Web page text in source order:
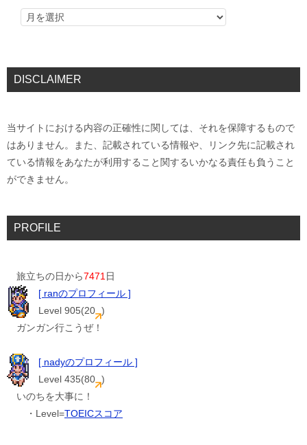
DISCLAIMER
当サイトにおける内容の正確性に関しては、それを保障するもので
はありません。また、記載されている情報や、リンク先に記載され
ている情報をあなたが利用すること関するいかなる責任も負うこと
ができません。
PROFILE
旅立ちの日から7471日
[ ranのプロフィール ]
Level 905(20 )
ガンガン行こうぜ！
[ nadyのプロフィール ]
Level 435(80 )
いのちを大事に！
・Level=TOEICスコア